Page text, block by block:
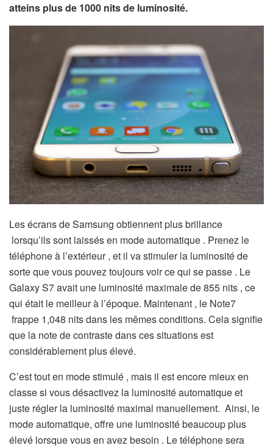
atteins plus de 1000 nits de luminosité.
Les écrans de Samsung obtiennent plus brillance
lorsqu’ils sont laissés en mode automatique . Prenez le
téléphone à l’extérieur , et il va stimuler la luminosité de
sorte que vous pouvez toujours voir ce qui se passe . Le
Galaxy S7 avait une luminosité maximale de 855 nits , ce
qui était le meilleur à l’époque. Maintenant , le Note7
frappe 1,048 nits dans les mêmes conditions. Cela signifie
que la note de contraste dans ces situations est
considérablement plus élevé.
C’est tout en mode stimulé , mais il est encore mieux en
classe si vous désactivez la luminosité automatique et
juste régler la luminosité maximal manuellement. Ainsi, le
mode automatique, offre une luminosité beaucoup plus
élevé lorsque vous en avez besoin . Le téléphone sera